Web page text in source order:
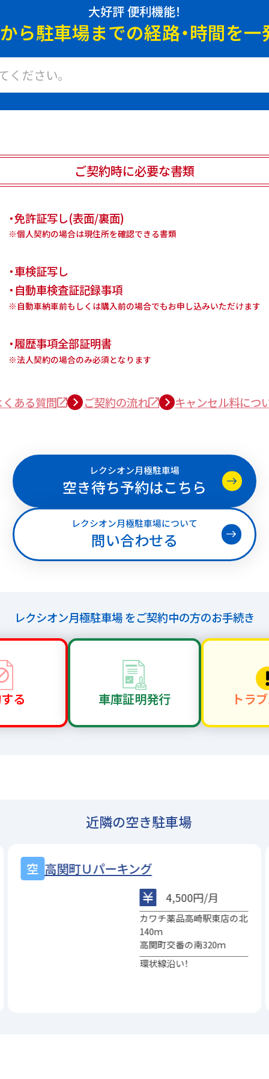
大好評 便利機能！
ら駐車場までの経路・時間を
ご契約時に必要な書類
・免許証写し(表面/裏面)
※個人契約の場合は現住所を確認できる書類
・車検証写し
・自動車検査証記録事項
※自動車納車前もしくは購入前の場合でもお申し込みいただけます
・履歴事項全部証明書
※法人契約の場合のみ必須となります
くある質問 ご契約の流れ キャンセル料につ
レクシオン月極駐車場
空き待ち予約はこちら
レクシオン月極駐車場について
問い合わせる
レクシオン月極駐車場 をご契約中の方のお手続き
る 車庫証明発行 トラ
近隣の空き駐車場
高関町Ｕパーキング
4,500円/月
カワチ薬品高崎駅東店の北
140ｍ
高関町交番の南320ｍ
環状線沿い！